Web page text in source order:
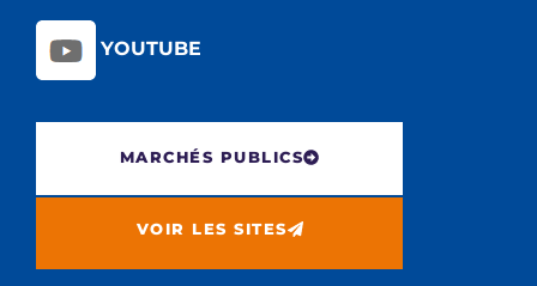
YOUTUBE
MARCHÉS PUBLICS
VOIR LES SITES